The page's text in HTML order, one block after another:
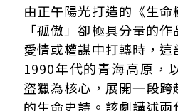
由正午陽光打造的《生
「孤傲」卻極具分量的
愛情或權謀中打轉時，
1990年代的青海高原，
盜獵為核心，展開一段
的生命史詩。該劇講述